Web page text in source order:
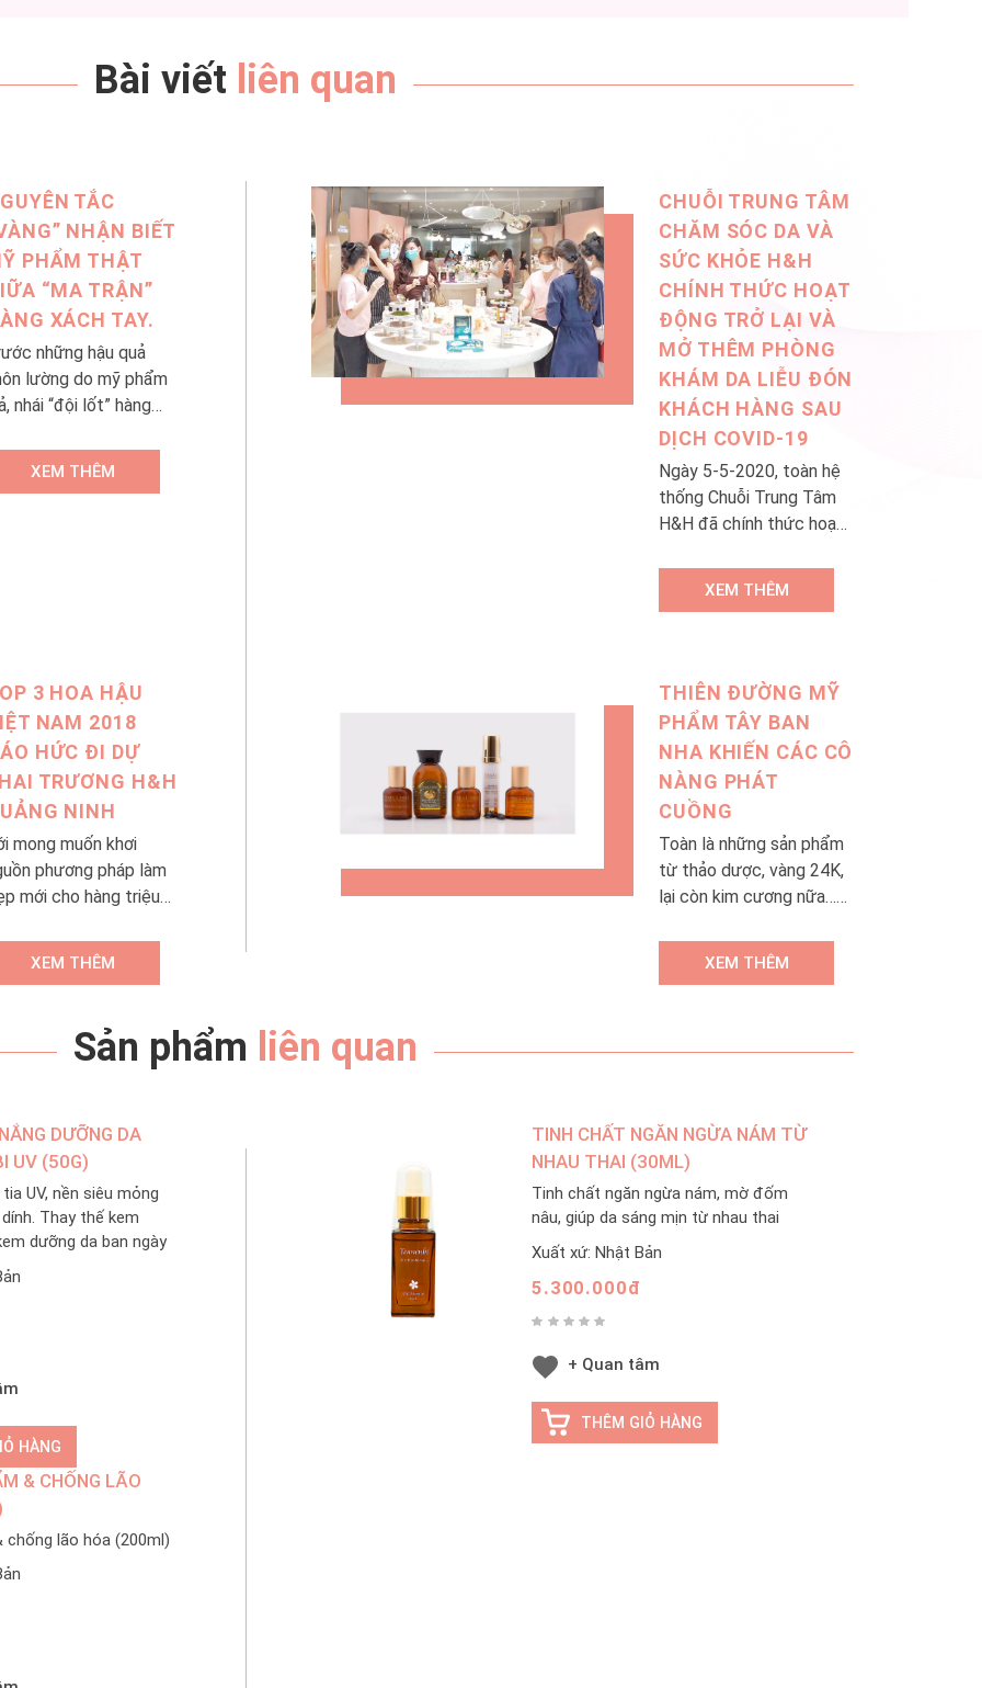
Bài viết liên quan
TẮC
NHẬN BIẾT
PHẨM THẬT
“MA TRẬN”
XÁCH TAY.
những hậu quả
lường do mỹ phẩm
nhái “đội lốt” hàng
gia khuyến cáo
XEM THÊM
CHUỖI TRUNG TÂM
CHĂM SÓC DA VÀ
SỨC KHỎE H&H
CHÍNH THỨC HOẠT
ĐỘNG TRỞ LẠI VÀ
MỞ THÊM PHÒNG
KHÁM DA LIỄU ĐÓN
KHÁCH HÀNG SAU
DỊCH COVID-19
Ngày 5-5-2020, toàn hệ
thống Chuỗi Trung Tâm
H&H đã chính thức hoạt
khách hàng sau 2 tuần
dịch Covid-19. Đứng
trước nhiều khó khăn,
thách thức sau một thời
gian nền kinh tế bị đình
trệ, Chuỗi trung tâm H&H
không những vẫn đảm
bảo được chất lượng
dịch vụ và sản phẩm tốt
nhất mà còn mang tới
trải nghiệm dịch vụ mới
với mô hình phòng khám
XEM THÊM
3 HOA HẬU
NAM 2018
HỨC ĐI DỰ
TRƯƠNG H&H
NINH
mong muốn khơi
phương pháp làm
mới cho hàng triệu
cao cấp H&H chính
Hạ Long ngày 14/7
qua. Sự kiện đặc biệt
Phương Nga và Thúy
XEM THÊM
THIÊN ĐƯỜNG MỸ
PHẨM TÂY BAN
NHA KHIẾN CÁC CÔ
NÀNG PHÁT
CUỒNG
Toàn là những sản phẩm
từ thảo dược, vàng 24K,
lại còn kim cương nữa…
beauty” không sốt sình
XEM THÊM
Sản phẩm liên quan
DƯỠNG DA
UV (50G)
UV, nền siêu mỏng
Thay thế kem
dưỡng da ban ngày
HÀNG
TINH CHẤT NGĂN NGỪA NÁM TỪ
NHAU THAI (30ML)
Tinh chất ngăn ngừa nám, mờ đốm
nâu, giúp da sáng mịn từ nhau thai
Xuất xứ: Nhật Bản
5.300.000đ
+ Quan tâm
THÊM GIỎ HÀNG
& CHỐNG LÃO
chống lão hóa (200ml)